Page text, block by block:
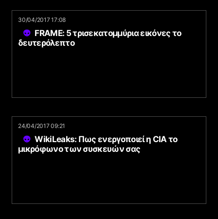
30/04/2017 17:08
FRAME: 5 τρισεκατομμύρια εικόνες το
δευτερόλεπτο
24/04/2017 09:21
WikiLeaks: Πως ενεργοποιεί η CIA το
μικρόφωνο των συσκευών σας